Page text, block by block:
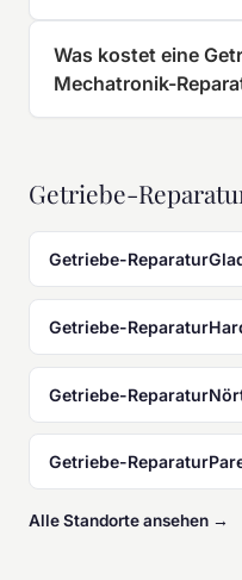
Was kostet eine
Mechatronik-
Getriebe-
Getriebe-
Getriebe-
Getriebe-
Getriebe-
Alle Standorte ansehen →